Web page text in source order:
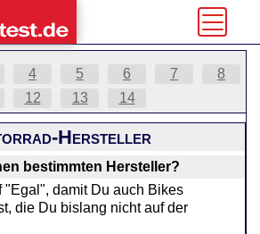
4 5 6 7
8
12 13 14
Hersteller
bestimmten Hersteller?
"Egal", damit Du auch Bikes
die Du bislang nicht auf der